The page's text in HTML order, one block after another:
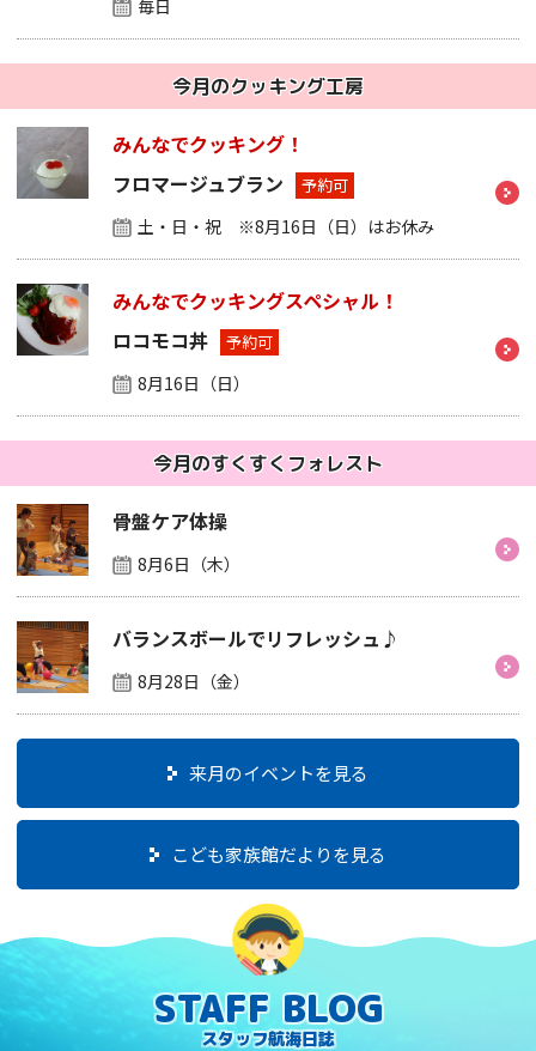
毎日
今月のクッキング工房
みんなでクッキング！
フロマージュブラン
予約可
土・日・祝 ※8月16日（日）はお休み
みんなでクッキングスペシャル！
ロコモコ丼
予約可
8月16日（日）
今月のすくすくフォレスト
骨盤ケア体操
8月6日（木）
バランスボールでリフレッシュ♪
8月28日（金）
来月のイベントを見る
こども家族館だよりを見る
STAFF BLOG
スタッフ航海日誌